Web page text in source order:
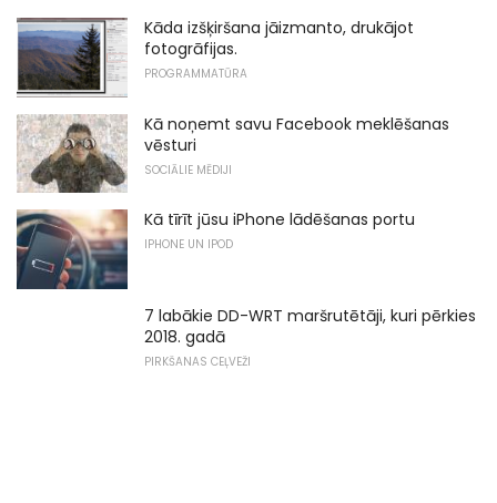
Kāda izšķiršana jāizmanto, drukājot
fotogrāfijas.
PROGRAMMATŪRA
Kā noņemt savu Facebook meklēšanas
vēsturi
SOCIĀLIE MĒDIJI
Kā tīrīt jūsu iPhone lādēšanas portu
IPHONE UN IPOD
7 labākie DD-WRT maršrutētāji, kuri pērkies
2018. gadā
PIRKŠANAS CEĻVEŽI